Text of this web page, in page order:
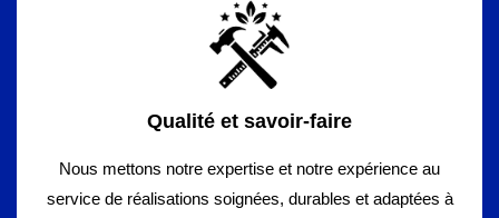
Qualité et savoir-faire
Nous mettons notre expertise et notre expérience au
service de réalisations soignées, durables et adaptées à